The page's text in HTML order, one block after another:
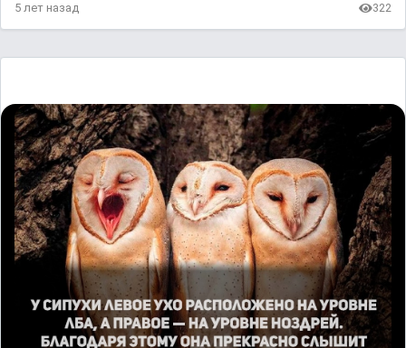
5 лет назад 322